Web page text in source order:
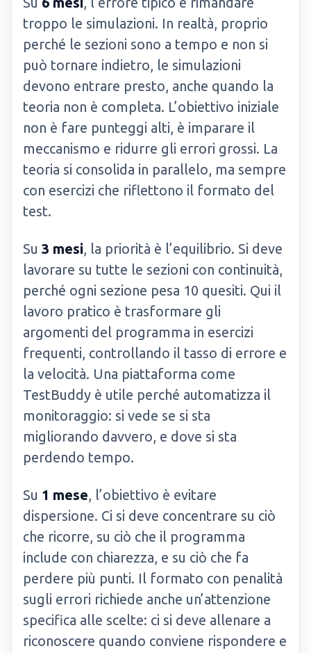
troppo le simulazioni. In realtà, proprio
perché le sezioni sono a tempo e non si
può tornare indietro, le simulazioni
devono entrare presto, anche quando la
teoria non è completa. L’obiettivo iniziale
non è fare punteggi alti, è imparare il
meccanismo e ridurre gli errori grossi. La
teoria si consolida in parallelo, ma sempre
con esercizi che riflettono il formato del
test.
Su 3 mesi, la priorità è l’equilibrio. Si deve
lavorare su tutte le sezioni con continuità,
perché ogni sezione pesa 10 quesiti. Qui il
lavoro pratico è trasformare gli
argomenti del programma in esercizi
frequenti, controllando il tasso di errore e
la velocità. Una piattaforma come
TestBuddy è utile perché automatizza il
monitoraggio: si vede se si sta
migliorando davvero, e dove si sta
perdendo tempo.
Su 1 mese, l’obiettivo è evitare
dispersione. Ci si deve concentrare su ciò
che ricorre, su ciò che il programma
include con chiarezza, e su ciò che fa
perdere più punti. Il formato con penalità
sugli errori richiede anche un’attenzione
specifica alle scelte: ci si deve allenare a
riconoscere quando conviene rispondere e